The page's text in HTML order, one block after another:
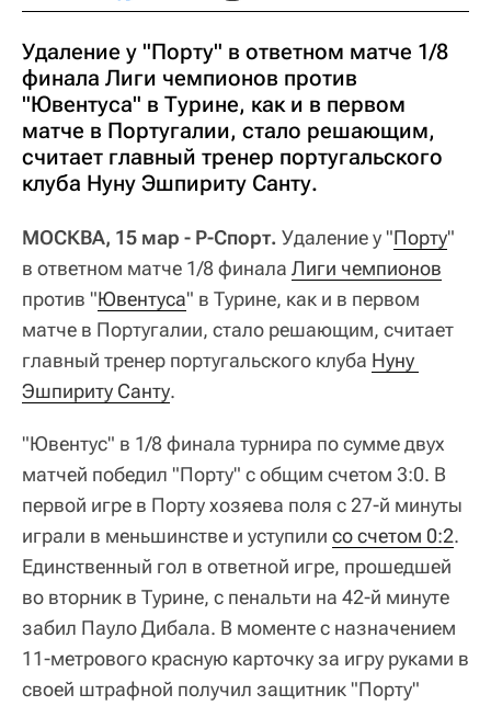
Удаление у "Порту" в ответном матче 1/8
финала Лиги чемпионов против
"Ювентуса" в Турине, как и в первом
матче в Португалии, стало решающим,
считает главный тренер португальского
клуба Нуну Эшпириту Санту.
МОСКВА, 15 мар - Р-Спорт. Удаление у "Порту"
в ответном матче 1/8 финала Лиги чемпионов
против "Ювентуса" в Турине, как и в первом
матче в Португалии, стало решающим, считает
главный тренер португальского клуба Нуну
Эшпириту Санту.
"Ювентус" в 1/8 финала турнира по сумме двух
матчей победил "Порту" с общим счетом 3:0. В
первой игре в Порту хозяева поля с 27-й минуты
играли в меньшинстве и уступили со счетом 0:2.
Единственный гол в ответной игре, прошедшей
во вторник в Турине, с пенальти на 42-й минуте
забил Пауло Дибала. В моменте с назначением
11-метрового красную карточку за игру руками в
своей штрафной получил защитник "Порту"